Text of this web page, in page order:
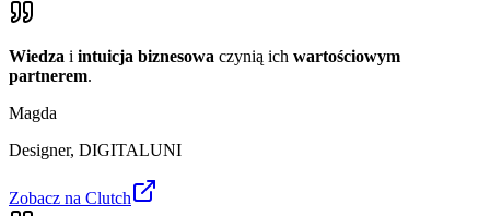
Wiedza i intuicja biznesowa czynią ich wartościowym
partnerem.
Magda
Designer, DIGITALUNI
Zobacz na Clutch